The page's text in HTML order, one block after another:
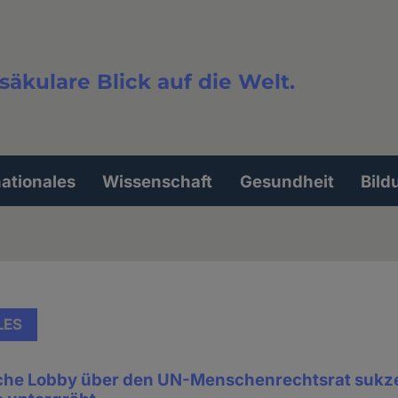
Blick auf die Welt.
Wissenschaft Gesundheit
Lobby über den UN-Menschenrechtsrat